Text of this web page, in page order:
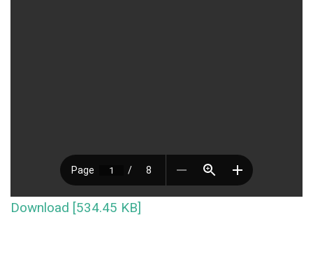
Download [534.45 KB]